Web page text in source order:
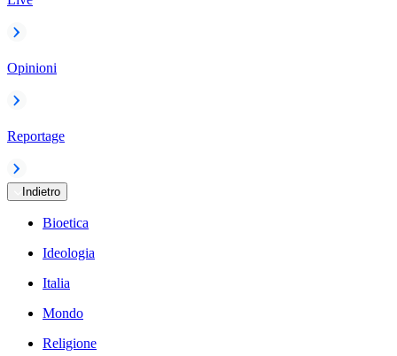
Opinioni
Reportage
Indietro
Bioetica
Ideologia
Italia
Mondo
Religione